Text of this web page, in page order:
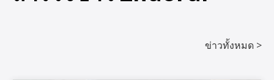
ข่าวทั้งหมด >